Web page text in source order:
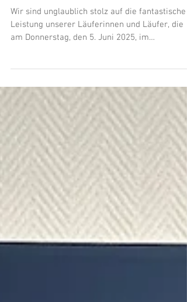
beim 12. Mostviertler
Businessrun in Ardagger!
Leistung unserer Läuferinnen und Läufer, die
Donauwellenpark Ardagger alles gegeben
haben. Der 12. Mostviertler Businessrun war
voller Erfolg für uns!